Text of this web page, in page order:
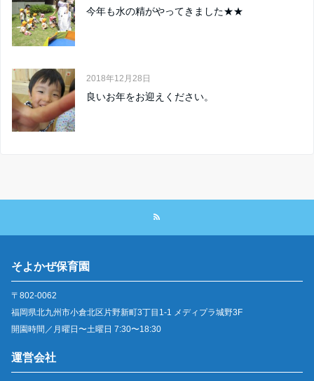
今年も水の精がやってきました★★
2018年12月28日
良いお年をお迎えください。
そよかぜ保育園
〒802-0062
福岡県北九州市小倉北区片野新町3丁目1-1 メディプラ城野3F
開園時間／月曜日〜土曜日 7:30〜18:30
運営会社